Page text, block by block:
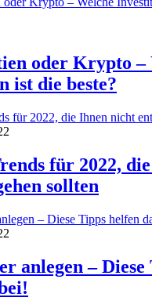
oder Krypto –
ist die beste?
für 2022,
sollten
anlegen – Diese